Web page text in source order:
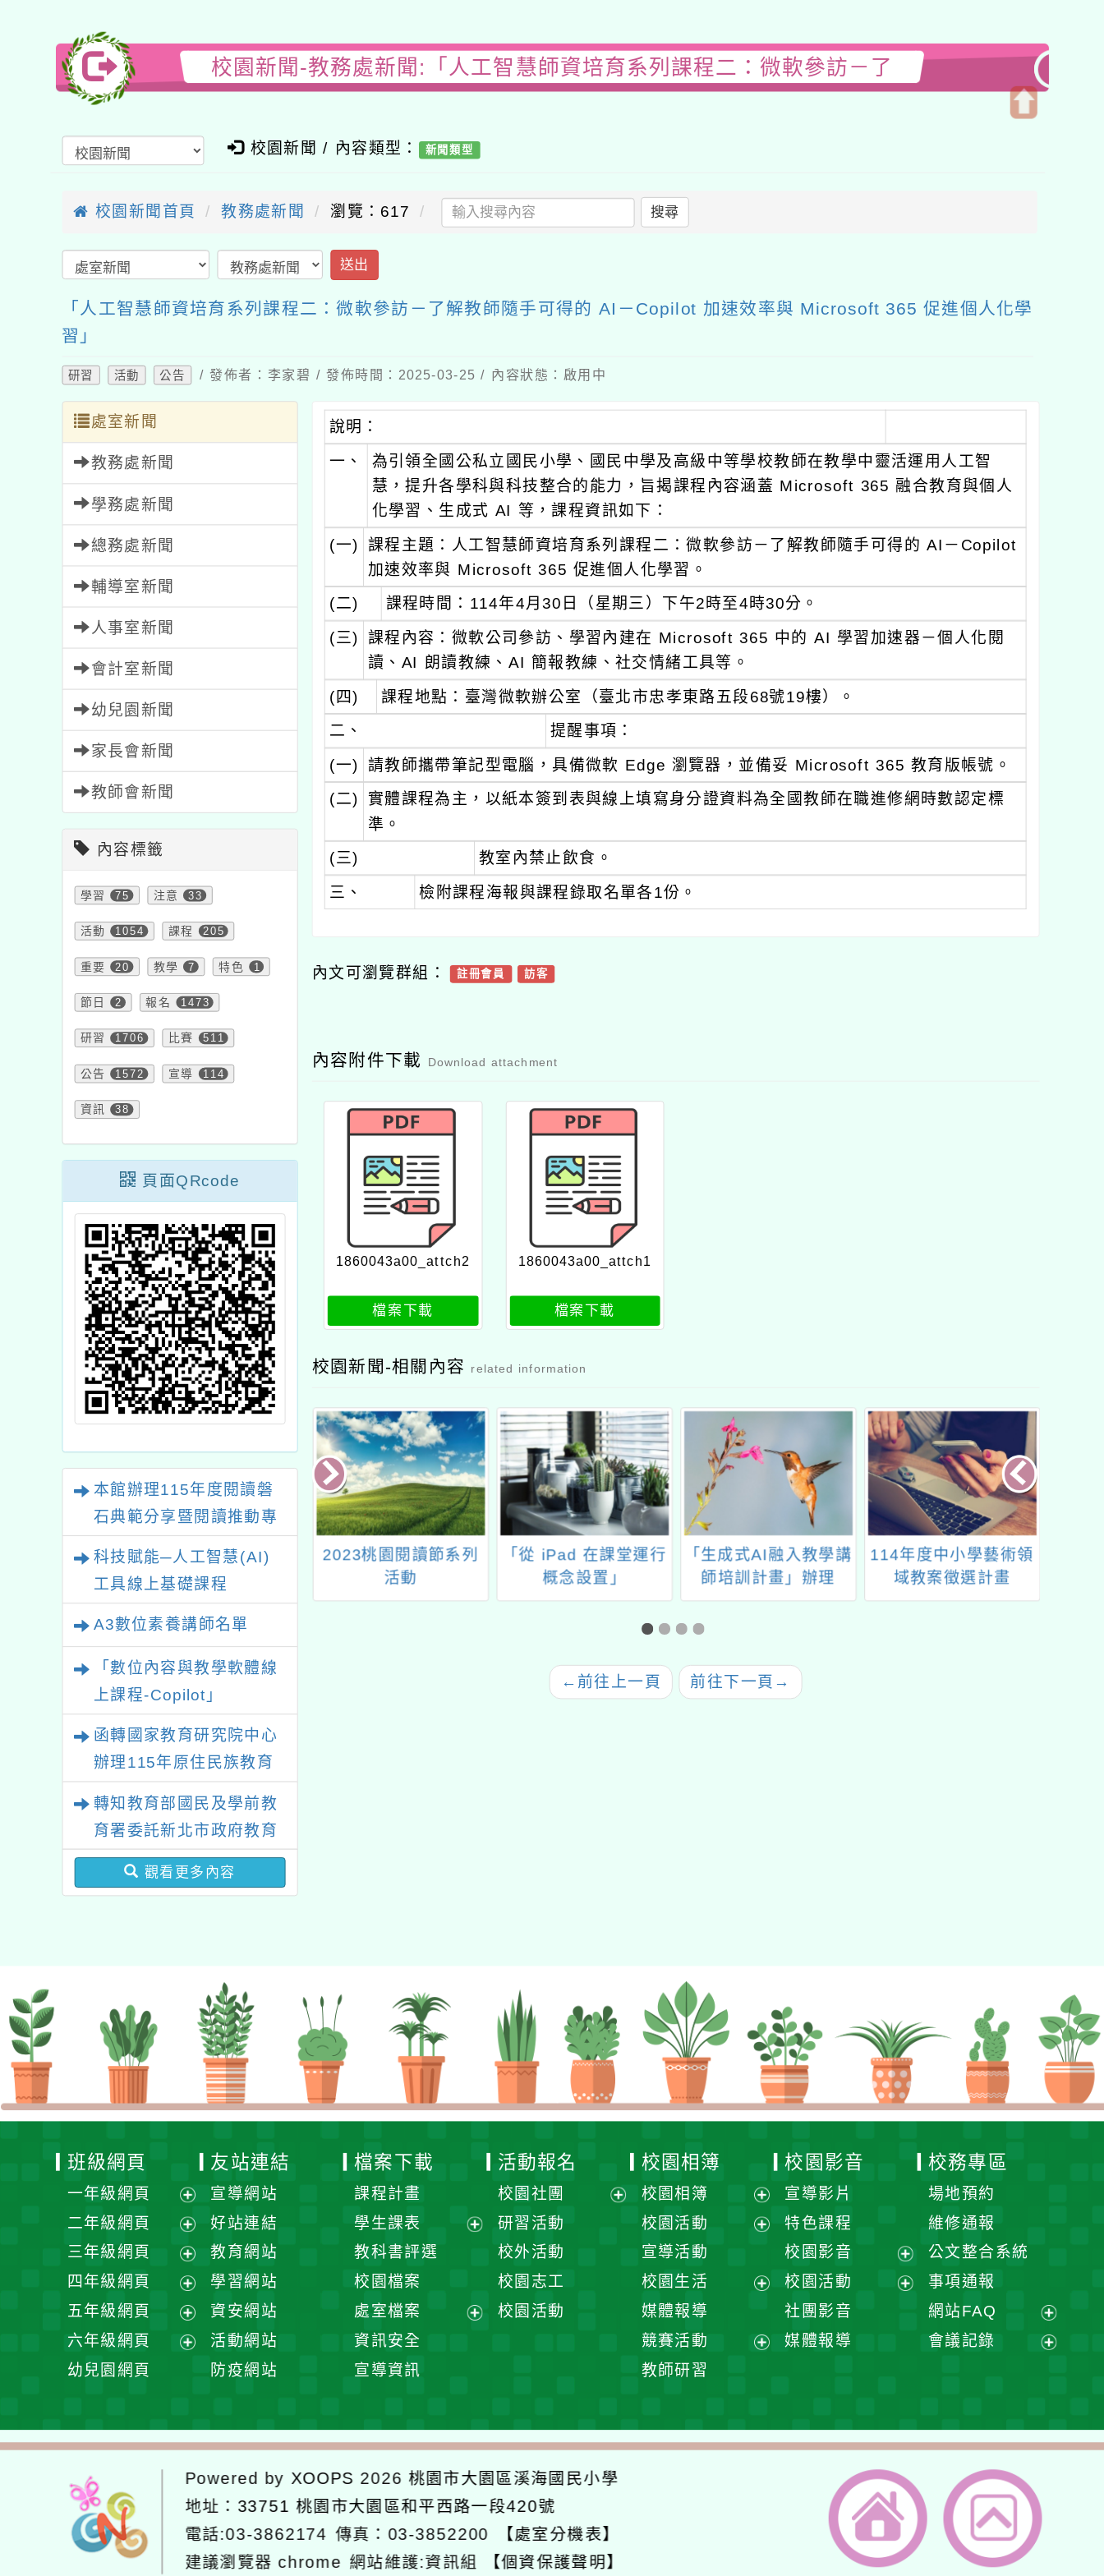
校園新聞-教務處新聞:「人工智慧師資培育系列課程二：微軟參訪－了
校園新聞 / 內容類型： 新聞類型
校園新聞首頁 教務處新聞 瀏覽：617 搜尋
送出
「人工智慧師資培育系列課程二：微軟參訪－了解教師隨手可得的 AI－Copilot 加速效率與 Microsoft 365 促進個人化學
習」
研習 活動 公告 / 發佈者：李家碧 / 發佈時間：2025-03-25 / 內容狀態：啟用中
處室新聞
教務處新聞
學務處新聞
總務處新聞
輔導室新聞
人事室新聞
會計室新聞
幼兒園新聞
家長會新聞
教師會新聞
內容標籤
學習 75 注意 33
活動 1054 課程 205
重要 20 教學 7 特色 1
節日 2 報名 1473
研習 1706 比賽 511
公告 1572 宣導 114
資訊 38
頁面QRcode
本館辦理115年度閱讀磐
石典範分享暨閱讀推動專
業研習
科技賦能─人工智慧(AI)
工具線上基礎課程
A3數位素養講師名單
「數位內容與教學軟體線
上課程-Copilot」
函轉國家教育研究院中心
辦理115年原住民族教育
轉知教育部國民及學前教
育署委託新北市政府教育
局辦理「115年度教師專
業成長研習實施計畫－夢
觀看更多內容
說明：
一、 為引領全國公私立國民小學、國民中學及高級中等學校教師在教學中靈活運用人工智
慧，提升各學科與科技整合的能力，旨揭課程內容涵蓋 Microsoft 365 融合教育與個人
化學習、生成式 AI 等，課程資訊如下：
(一) 課程主題：人工智慧師資培育系列課程二：微軟參訪－了解教師隨手可得的 AI－Copilot
加速效率與 Microsoft 365 促進個人化學習。
(二)
課程時間：114年4月30日（星期三）下午2時至4時30分。
(三)
課程內容：微軟公司參訪、學習內建在 Microsoft 365 中的 AI 學習加速器－個人化閱
讀、AI 朗讀教練、AI 簡報教練、社交情緒工具等。
(四)
課程地點：臺灣微軟辦公室（臺北市忠孝東路五段68號19樓）。
二、
提醒事項：
(一)
請教師攜帶筆記型電腦，具備微軟 Edge 瀏覽器，並備妥 Microsoft 365 教育版帳號。
(二) 實體課程為主，以紙本簽到表與線上填寫身分證資料為全國教師在職進修網時數認定標
準。
(三) 教室內禁止飲食。
三、 檢附課程海報與課程錄取名單各1份。
內文可瀏覽群組： 註冊會員 訪客
內容附件下載 Download attachment
1860043a00_attch2
檔案下載
1860043a00_attch1
檔案下載
校園新聞-相關內容 related information
度中小學資訊
室電腦設備汰
新」說明會
Cool English英語線上
學習平臺114下半年國
中小教師線上實作暨應
用基礎/進階班實施計
畫
2023桃園閱讀節系列
活動
「從 iPad 在課堂運行
概念設置」
「生成式AI融入教學講
師培訓計畫」辦理
「B5-2生成式AI融入
學科領域教學工作坊」
114年度中小學藝術領
域教案徵選計畫
← 前往上一頁 前往下一頁 →
班級網頁
一年級網頁
展
開
選
單
二年級網頁
展
選
單
三年級網頁
展
選
單
四年級網頁
展
選
五年級網頁
展
六年級網頁
單
幼兒園網頁
友站連結
宣導網站
好站連結
教育網站
學習網站
資安網站
活動網站
防疫網站
檔案下載
課程計畫
學生課表
單
教科書評選
校園檔案
處室檔案
資訊安全
宣導資訊
活動報名
校園社團
研習活動
校外活動
校園志工
校園活動
校園相簿
校園相簿
展
開
單
校園活動
選
宣導活動
校園生活
選
媒體報導
競賽活動
單
教師研習
校園影音
宣導影片
特色課程
校園影音
展
校園活動
社團影音
媒體報導
校務專區
場地預約
維修通報
公文整合系統
事項通報
網站FAQ
展
會議記錄
單
Powered by XOOPS 2026桃園市大園區溪海國民小學
地址： 33751 桃園市大園區和平西路一段420號
電話:03-3862174 傳真：03-3852200
【處室分機表】
建議瀏覽器 chrome 網站維護:資訊組 【個資保護聲明】